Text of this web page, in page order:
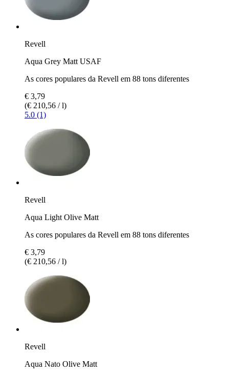
Revell
Aqua Grey Matt USAF
As cores populares da Revell em 88 tons diferentes
€ 3,79
(€ 210,56 / l)
5.0 (1)
Revell
Aqua Light Olive Matt
As cores populares da Revell em 88 tons diferentes
€ 3,79
(€ 210,56 / l)
Revell
Aqua Nato Olive Matt